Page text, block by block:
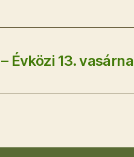
Évközi 13.